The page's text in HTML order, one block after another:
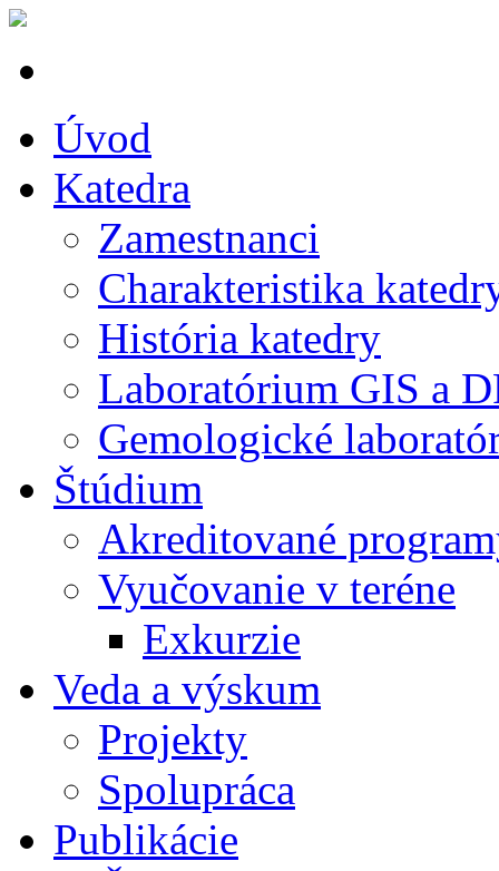
Úvod
Katedra
Zamestnanci
Charakteristika
História katedry
Laboratórium GIS a
Gemologické
Štúdium
Akreditované
Vyučovanie v teréne
Exkurzie
Veda a výskum
Projekty
Spolupráca
Publikácie